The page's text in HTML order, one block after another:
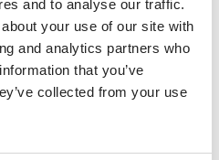
and to analyse our traffic.
your use of our site with
and analytics partners who
that you’ve
collected from your use
Ägir feiern?
und
Diese und
dieses
von Julia Senf.